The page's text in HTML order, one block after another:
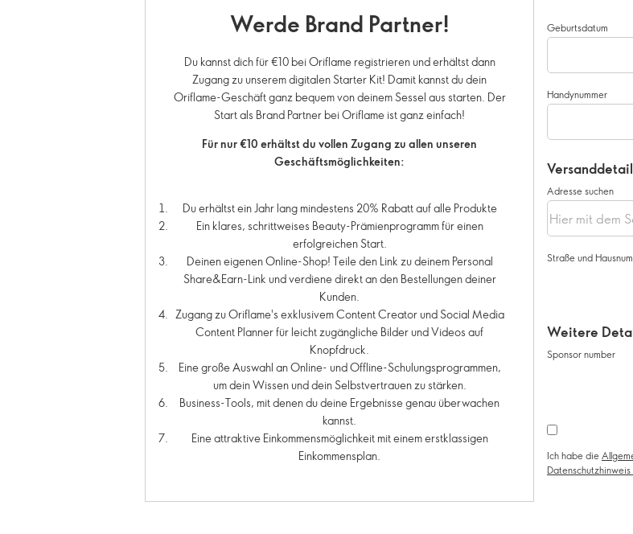
Werde Brand Partner!
Du kannst dich für €10 bei Oriflame registrieren und erhältst dann
Zugang zu unserem digitalen Starter Kit! Damit kannst du dein
Oriflame-Geschäft ganz bequem von deinem Sessel aus starten. Der
Start als Brand Partner bei Oriflame ist ganz einfach!
Für nur €10 erhältst du vollen Zugang zu allen unseren
Geschäftsmöglichkeiten:
Du erhältst ein Jahr lang mindestens 20% Rabatt auf alle Produkte
Ein klares, schrittweises Beauty-Prämienprogramm für einen
erfolgreichen Start.
Deinen eigenen Online-Shop! Teile den Link zu deinem Personal
Share&Earn-Link und verdiene direkt an den Bestellungen deiner
Kunden.
Zugang zu Oriflame's exklusivem Content Creator und Social Media
Content Planner für leicht zugängliche Bilder und Videos auf
Knopfdruck.
Eine große Auswahl an Online- und Offline-Schulungsprogrammen,
um dein Wissen und dein Selbstvertrauen zu stärken.
Business-Tools, mit denen du deine Ergebnisse genau überwachen
kannst.
Eine attraktive Einkommensmöglichkeit mit einem erstklassigen
Einkommensplan.
Geburtsdatum
Handynummer
Adresse suchen
Straße und
Weitere
Sponsor number
Ich habe die